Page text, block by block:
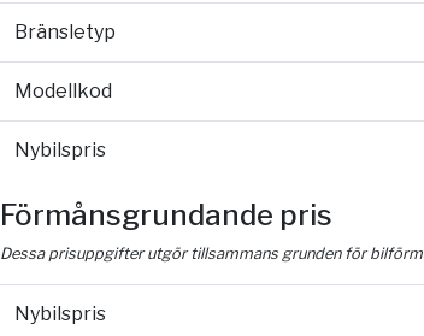
Bränsletyp
Modellkod
Nybilspris
Förmånsgrundande pris
Dessa prisuppgifter utgör tillsammans grunden för
Nybilspris